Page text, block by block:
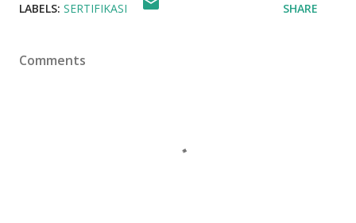
LABELS: SERTIFIKASI SHARE
Comments